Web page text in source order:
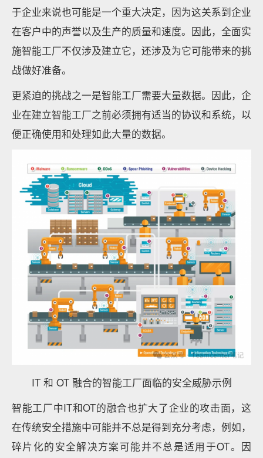
于企业来说也可能是一个重大决定，因为这关系到企业
在客户中的声誉以及生产的质量和速度。因此，全面实
施智能工厂不仅涉及建立它，还涉及为它可能带来的挑
战做好准备。
更紧迫的挑战之一是智能工厂需要大量数据。因此，企
业在建立智能工厂之前必须拥有适当的协议和系统，以
便正确使用和处理如此大量的数据。
IT 和 OT 融合的智能工厂面临的安全威胁示例
智能工厂中IT和OT的融合也扩大了企业的攻击面，这
在传统安全措施中可能并不总是得到充分考虑，例如，
碎片化的安全解决方案可能并不总是适用于OT。因